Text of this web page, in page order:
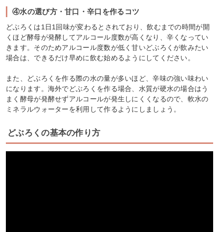
④水の選び方・甘口・辛口を作るコツ
どぶろくは1日1回味が変わるとされており、飲むまでの時間が開
くほど酵母が発酵してアルコール度数が高くなり、辛くなってい
きます。そのためアルコール度数が低く甘いどぶろくが飲みたい
場合は、できるだけ早めに飲む始めるようにしてください。
また、どぶろくを作る際の水の量が多いほど、辛味の強い味わい
になります。海外でどぶろくを作る場合、水質が硬水の場合はう
まく酵母が発酵せずアルコールが発生しにくくなるので、軟水の
ミネラルウォーターを利用して作るようにしましょう。
どぶろくの基本の作り方